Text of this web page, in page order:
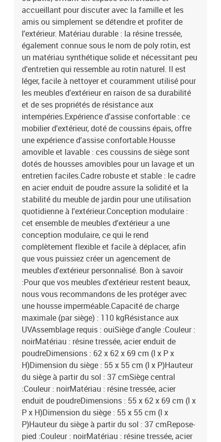
mousseMatériau de remplissage du coussin de dossier : fibre de
cotonDimensions du coussin de siège : 55 x 55 x 3 cm (l x P x
é)Dimensions du coussin de dossier : 55 x 45 x 13 cm (L x l x é)La
livraison contient :3 x siège d'angle4 x siège central1 x repose-
pied11 x coussin de dossier8 x coussin d'assise avec housse
amovible et lavable
accueillant pour discuter avec la famille et les
amis ou simplement se détendre et profiter de
l'extérieur. Matériau durable : la résine tressée,
également connue sous le nom de poly rotin, est
un matériau synthétique solide et nécessitant peu
d'entretien qui ressemble au rotin naturel. Il est
léger, facile à nettoyer et couramment utilisé pour
les meubles d'extérieur en raison de sa durabilité
et de ses propriétés de résistance aux
intempéries.Expérience d'assise confortable : ce
mobilier d'extérieur, doté de coussins épais, offre
une expérience d'assise confortable.Housse
amovible et lavable : ces coussins de siège sont
dotés de housses amovibles pour un lavage et un
entretien faciles.Cadre robuste et stable : le cadre
en acier enduit de poudre assure la solidité et la
stabilité du meuble de jardin pour une utilisation
quotidienne à l'extérieur.Conception modulaire :
cet ensemble de meubles d'extérieur a une
conception modulaire, ce qui le rend
complètement flexible et facile à déplacer, afin
que vous puissiez créer un agencement de
meubles d'extérieur personnalisé. Bon à savoir
:Pour que vos meubles d'extérieur restent beaux,
nous vous recommandons de les protéger avec
une housse imperméable.Capacité de charge
maximale (par siège) : 110 kgRésistance aux
UVAssemblage requis : ouiSiège d'angle :Couleur :
noirMatériau : résine tressée, acier enduit de
poudreDimensions : 62 x 62 x 69 cm (l x P x
H)Dimension du siège : 55 x 55 cm (l x P)Hauteur
du siège à partir du sol : 37 cmSiège central
:Couleur : noirMatériau : résine tressée, acier
enduit de poudreDimensions : 55 x 62 x 69 cm (l x
P x H)Dimension du siège : 55 x 55 cm (l x
P)Hauteur du siège à partir du sol : 37 cmRepose-
pied :Couleur : noirMatériau : résine tressée, acier